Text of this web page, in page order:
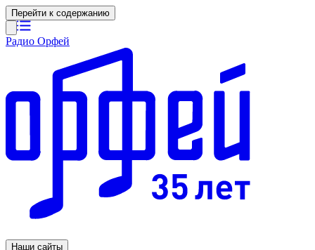
Перейти к содержанию
Радио Орфей
Наши сайты